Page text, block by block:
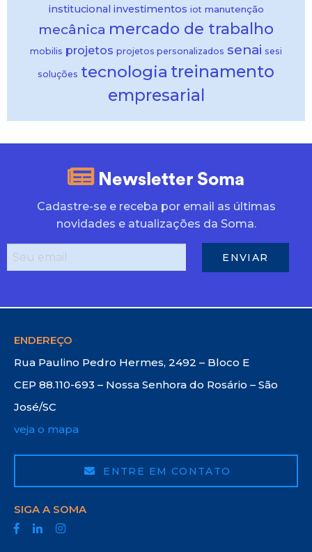
institucional investimentos iot manutenção
mecânica mercado de trabalho
mobilis projetos projetos personalizados senai sesi
soluções tecnologia treinamento
empresarial
Newsletter Soma
Cadastre-se e receba por email as últimas
novidades e atualizações da Soma.
ENDEREÇO
Rua Paulino Pedro Hermes, 2492 – Bloco E
CEP 88.110-693 – Nossa Senhora do Rosário – São
José/SC
veja o mapa
ENTRE EM CONTATO
SIGA A SOMA